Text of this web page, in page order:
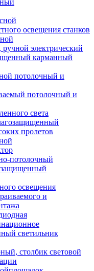
освещения станков
электрический
карманный
потолочный и
потолочный и
света
пролетов
потолочный
освещения
и
светильник
столбик световой